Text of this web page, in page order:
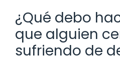
¿Qué debo
que alguien
sufriendo de